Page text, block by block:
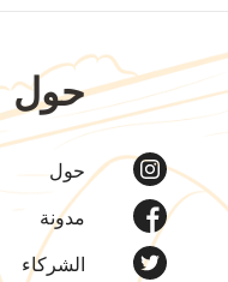
حول
حول
مدونة
الشركاء